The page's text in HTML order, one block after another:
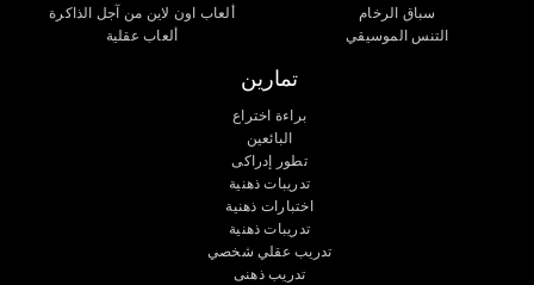
سباق الرخام
التنس الموسيقي
ألعاب اون لاين من آجل الذاكرة
ألعاب عقلية
تمارين
براءة اختراع
البائعين
تطور إدراكى
تدريبات ذهنية
اختبارات ذهنية
تدريبات ذهنية
تدريب عقلي شخصي
تدريب ذهنى